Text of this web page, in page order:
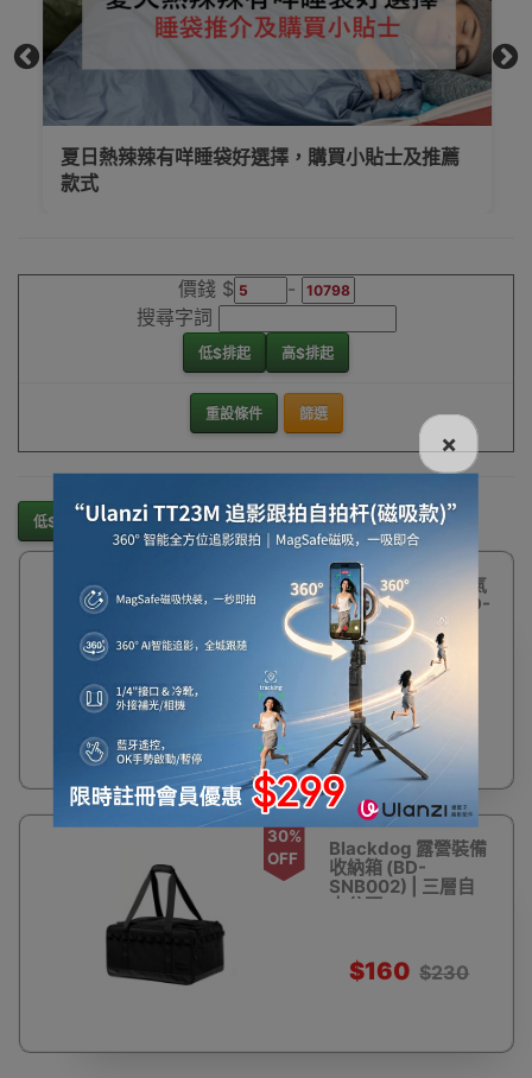
夏日熱辣辣有咩睡袋好選擇，購買小貼士及推薦
款式
價錢 $
-
搜尋字詞
低$排起 高$排起
重設條件 篩選
低$排起 高$排起
OFF
Blackdog 自動充氣
12cm加厚枕頭 (BD-
CQZ001)
$109
30%
OFF
Blackdog 露營裝備
收納箱 (BD-
SNB002) | 三層自
由分隔
$160 $230
×